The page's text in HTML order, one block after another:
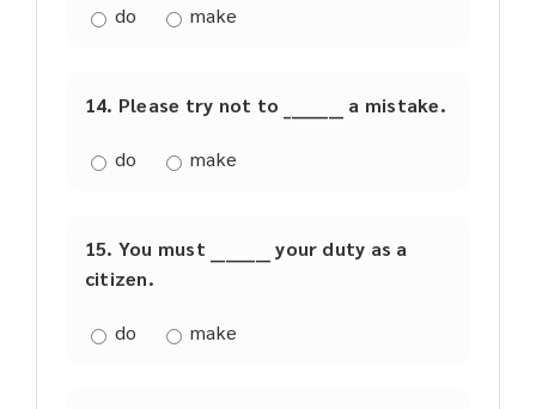
do make
14. Please try not to ________ a mistake.
do make
15. You must ________ your duty as a
citizen.
do make